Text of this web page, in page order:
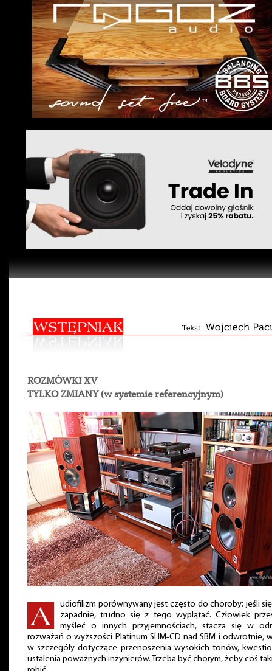
ROZMÓWKI XV
TYLKO ZMIANY (w systemie referencyjnym)
udiofilizm porównywany jest często do choroby: jeśli
zapadnie, trudno się z tego wyplątać. Człowiek
myśleć o innych przyjemnościach, stacza się w
rozważań o wyższości Platinum SHM-CD nad SBM i odwrotnie,
w szczegóły dotyczące przenoszenia wysokich tonów,
ustalenia poważnych inżynierów. Trzeba być chorym, żeby coś